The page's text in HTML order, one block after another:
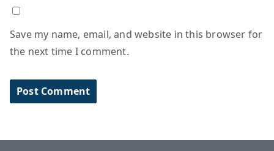
Save my name, email, and website in this browser for
the next time I comment.